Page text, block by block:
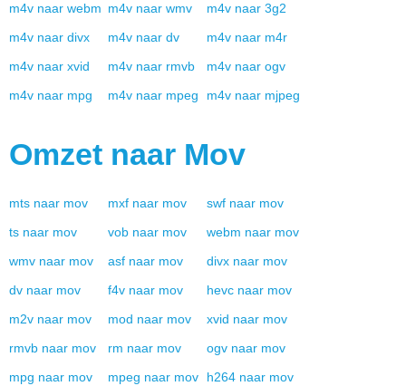
m4v naar webm m4v naar wmv m4v naar 3g2
m4v naar divx m4v naar dv m4v naar m4r
m4v naar xvid m4v naar rmvb m4v naar ogv
m4v naar mpg m4v naar mpeg m4v naar mjpeg
Omzet naar Mov
mts naar mov mxf naar mov swf naar mov
ts naar mov vob naar mov webm naar mov
wmv naar mov asf naar mov divx naar mov
dv naar mov f4v naar mov hevc naar mov
m2v naar mov mod naar mov xvid naar mov
rmvb naar mov rm naar mov ogv naar mov
mpg naar mov mpeg naar mov h264 naar mov